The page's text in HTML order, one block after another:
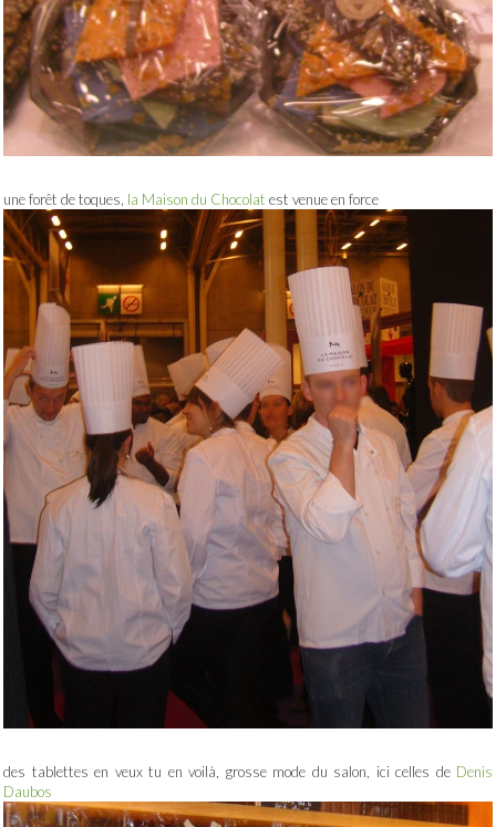
une forêt de toques, la Maison du Chocolat est venue en force
des tablettes en veux tu en voilà, grosse mode du salon, ici celles de Denis
Daubos